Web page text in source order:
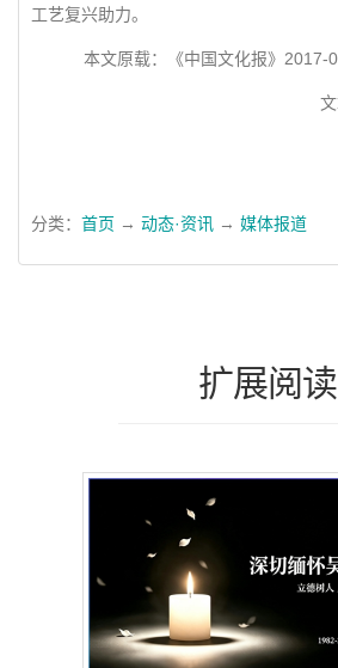
工艺复兴助力。
本文原载：《中国文化报》2017-
分类： 首页 → 动态·资讯 → 媒体报道
扩展阅读